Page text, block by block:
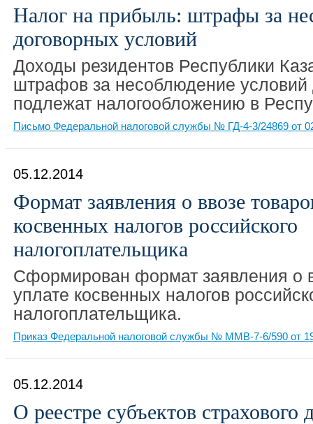
Налог на прибыль: штрафы за
договорных условий
Доходы резидентов Республики
штрафов за несоблюдение условий
подлежат налогообложению в
Письмо Федеральной налоговой службы № ГД-4-3/24869 от
05.12.2014
Формат заявления о ввозе
косвенных налогов российского
налогоплательщика
Сформирован формат заявления о
уплате косвенных налогов
налогоплательщика.
Приказ Федеральной налоговой службы № ММВ-7-6/590 от
05.12.2014
О реестре субъектов страхового